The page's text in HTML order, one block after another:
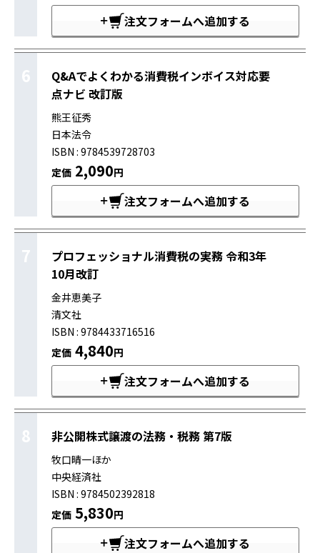
注文フォームへ追加する
6
Q&Aでよくわかる消費税インボイス対応要
点ナビ 改訂版
熊王征秀
日本法令
ISBN : 9784539728703
定価 2,090円
注文フォームへ追加する
7
プロフェッショナル消費税の実務 令和3年
10月改訂
金井恵美子
清文社
ISBN : 9784433716516
定価 4,840円
注文フォームへ追加する
8 非公開株式譲渡の法務・税務 第7版
牧口晴一ほか
中央経済社
ISBN : 9784502392818
定価 5,830円
注文フォームへ追加する